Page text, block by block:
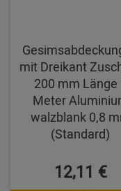
mit Dreikant
200 mm Länge
Meter
walzblank 0,8
(Standard)
12,11 €